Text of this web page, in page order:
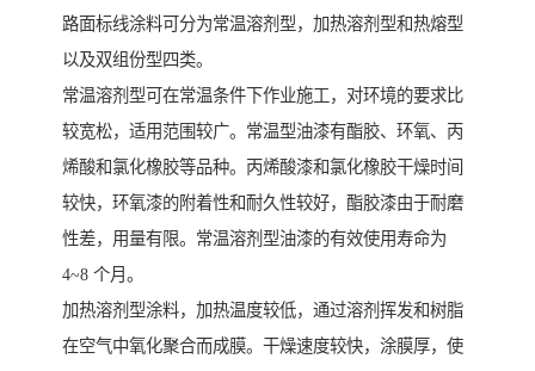
路面标线涂料可分为常温溶剂型，加热溶剂型和热熔型
以及双组份型四类。
常温溶剂型可在常温条件下作业施工，对环境的要求比
较宽松，适用范围较广。常温型油漆有酯胶、环氧、丙
烯酸和氯化橡胶等品种。丙烯酸漆和氯化橡胶干燥时间
较快，环氧漆的附着性和耐久性较好，酯胶漆由于耐磨
性差，用量有限。常温溶剂型油漆的有效使用寿命为
4~8 个月。
加热溶剂型涂料，加热温度较低，通过溶剂挥发和树脂
在空气中氧化聚合而成膜。干燥速度较快，涂膜厚，使